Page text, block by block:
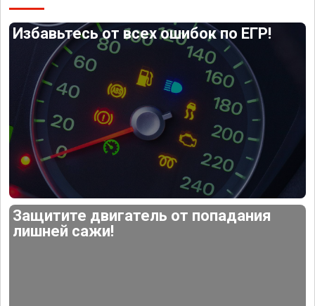
Избавьтесь от всех ошибок по ЕГР!
Защитите двигатель от попадания
лишней сажи!